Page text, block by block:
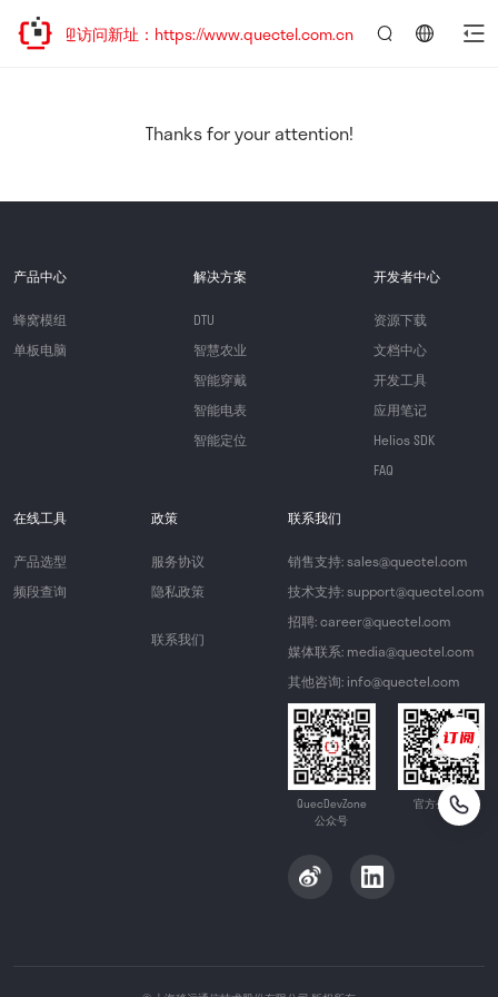
移，欢迎访问新址：https://www.quectel.com.cn
Thanks for your attention!
产品中心
蜂窝模组
单板电脑
解决方案
DTU
智慧农业
智能穿戴
智能电表
智能定位
开发者中心
资源下载
文档中心
开发工具
应用笔记
Helios SDK
FAQ
在线工具
产品选型
频段查询
政策
服务协议
隐私政策
联系我们
联系我们
销售支持: sales@quectel.com
技术支持: support@quectel.com
招聘: career@quectel.com
媒体联系: media@quectel.com
其他咨询: info@quectel.com
QuecDevZone
公众号
官方公众号